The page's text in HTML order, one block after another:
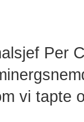
Per
vi tapte